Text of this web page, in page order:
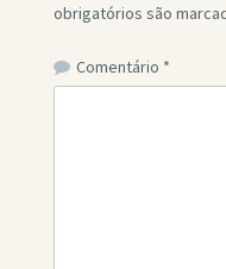
obrigatórios são
Comentário *